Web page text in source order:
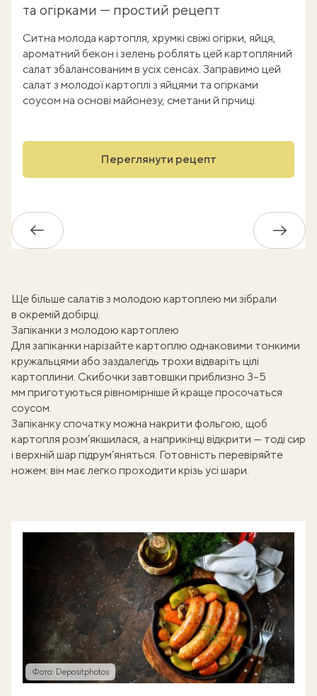
та огірками — простий рецепт
Ситна молода картопля, хрумкі свіжі огірки, яйця,
ароматний бекон і зелень роблять цей картопляний
салат збалансованим в усіх сенсах. Заправимо цей
салат з молодої картоплі з яйцями та огірками
соусом на основі майонезу, сметани й гірчиці.
Переглянути рецепт
Назад
Ще більше салатів з молодою картоплею ми зібрали
в окремій добірці.
Запіканки з молодою картоплею
Для запіканки нарізайте картоплю однаковими тонкими
кружальцями або заздалегідь трохи відваріть цілі
картоплини. Скибочки завтовшки приблизно 3–5
мм приготуються рівномірніше й краще просочаться
соусом.
Запіканку спочатку можна накрити фольгою, щоб
картопля розм’якшилася, а наприкінці відкрити — тоді сир
і верхній шар підрум’яняться. Готовність перевіряйте
ножем: він має легко проходити крізь усі шари.
Фото: Depositphotos